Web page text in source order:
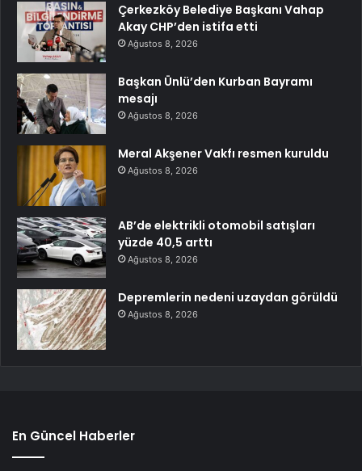
Çerkezköy Belediye Başkanı Vahap
Akay CHP’den istifa etti
Ağustos 8, 2026
Başkan Ünlü’den Kurban Bayramı
mesajı
Ağustos 8, 2026
Meral Akşener Vakfı resmen kuruldu
Ağustos 8, 2026
AB’de elektrikli otomobil satışları
yüzde 40,5 arttı
Ağustos 8, 2026
Depremlerin nedeni uzaydan görüldü
Ağustos 8, 2026
En Güncel Haberler